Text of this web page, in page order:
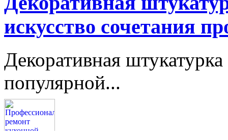
искусство сочетания
Декоративная
популярной...